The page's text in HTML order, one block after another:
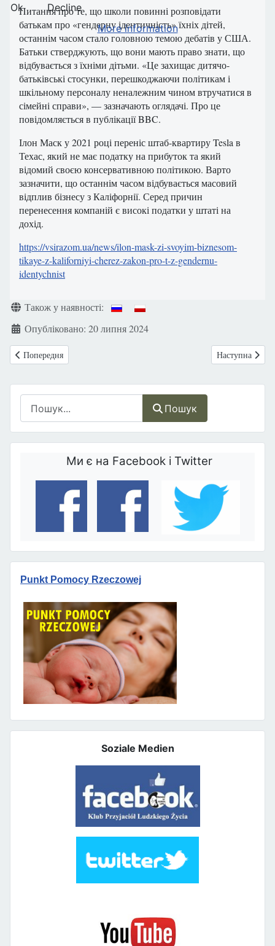
Пошук
Ми є на Facebook і Twitter
Punkt Pomocy Rzeczowej
Soziale Medien
Питання про те, що школи повинні розповідати
батькам про «гендерну ідентичність» їхніх дітей,
останнім часом стало головною темою дебатів у США.
Батьки стверджують, що вони мають право знати, що
відбувається з їхніми дітьми. «Це захищає дитячо-
батьківські стосунки, перешкоджаючи політикам і
шкільному персоналу неналежним чином втручатися в
сімейні справи», — зазначають оглядачі. Про це
повідомляється в публікації BBC.
Ілон Маск у 2021 році переніс штаб-квартиру Tesla в
Техас, який не має податку на прибуток та який
відомий своєю консервативною політикою. Варто
зазначити, що останнім часом відбувається масовий
відплив бізнесу з Каліфорнії. Серед причин
перенесення компаній є високі податки у штаті на
дохід.
https://vsirazom.ua/news/ilon-mask-zi-svoyim-biznesom-
tikaye-z-kaliforniyi-cherez-zakon-pro-t-z-gendernu-
identychnist
ДеталіТакож у наявності:
Опубліковано: 20 липня 2024
Попередня стаття: У Швейцарії можуть вперше використати капсулу
Попередня Наступна
Наступна
Ok
Decline
More information